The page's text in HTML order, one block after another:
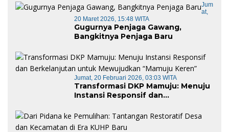
Jum
At,
20 Maret 2026, 15:48 WITA
Gugurnya Penjaga Gawang,
Bangkitnya Penjaga Baru
Jumat, 20 Februari 2026, 03:03 WITA
Transformasi DKP Mamuju: Menuju
Instansi Responsif dan
“Mamuju Keren”